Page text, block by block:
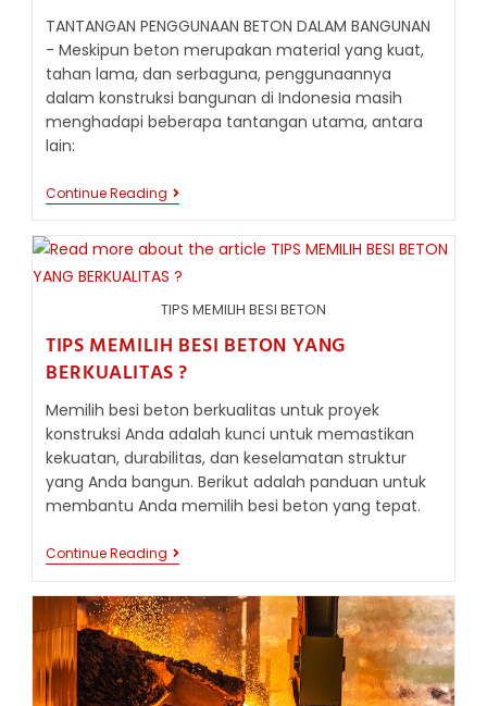
TANTANGAN PENGGUNAAN BETON DALAM BANGUNAN
- Meskipun beton merupakan material yang kuat,
tahan lama, dan serbaguna, penggunaannya
dalam konstruksi bangunan di Indonesia masih
menghadapi beberapa tantangan utama, antara
lain:
Continue Reading TANTANGAN
DALAM
BETON
KONSTRUKSI
TIPS MEMILIH BESI BETON
TIPS MEMILIH BESI BETON YANG
BERKUALITAS ?
Memilih besi beton berkualitas untuk proyek
konstruksi Anda adalah kunci untuk memastikan
kekuatan, durabilitas, dan keselamatan struktur
yang Anda bangun. Berikut adalah panduan untuk
membantu Anda memilih besi beton yang tepat.
Continue Reading TIPS
MEMILIH
BETON
YANG
BERKUALITAS
?